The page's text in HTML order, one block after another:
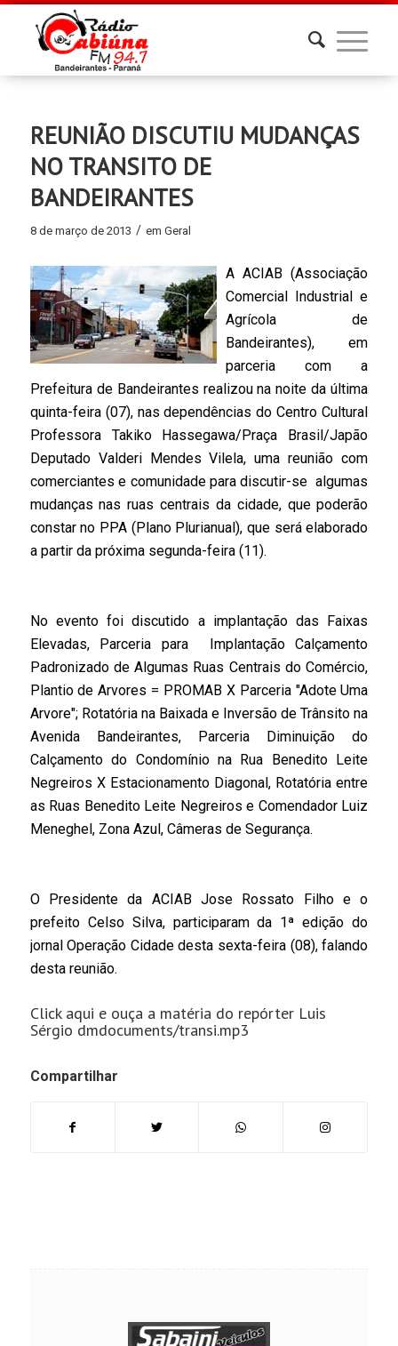
REUNIÃO DISCUTIU MUDANÇAS
NO TRANSITO DE
BANDEIRANTES
8 de março de 2013 / em Geral
A ACIAB (Associação
Comercial Industrial e
Agrícola de
Bandeirantes), em
parceria com a
Prefeitura de Bandeirantes realizou na noite da última
quinta-feira (07), nas dependências do Centro Cultural
Professora Takiko Hassegawa/Praça Brasil/Japão
Deputado Valderi Mendes Vilela, uma reunião com
comerciantes e comunidade para discutir-se algumas
mudanças nas ruas centrais da cidade, que poderão
constar no PPA (Plano Plurianual), que será elaborado
a partir da próxima segunda-feira (11).
No evento foi discutido a implantação das Faixas
Elevadas, Parceria para Implantação Calçamento
Padronizado de Algumas Ruas Centrais do Comércio,
Plantio de Arvores = PROMAB X Parceria "Adote Uma
Arvore"; Rotatória na Baixada e Inversão de Trânsito na
Avenida Bandeirantes, Parceria Diminuição do
Calçamento do Condomínio na Rua Benedito Leite
Negreiros X Estacionamento Diagonal, Rotatória entre
as Ruas Benedito Leite Negreiros e Comendador Luiz
Meneghel, Zona Azul, Câmeras de Segurança.
O Presidente da ACIAB Jose Rossato Filho e o
prefeito Celso Silva, participaram da 1ª edição do
jornal Operação Cidade desta sexta-feira (08), falando
desta reunião.
Click aqui e ouça a matéria do repórter Luis
Sérgio dmdocuments/transi.mp3
Compartilhar